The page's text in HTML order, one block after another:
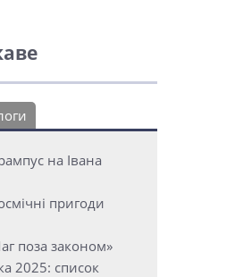
на Івана
пригоди
поза законом»
2025: список